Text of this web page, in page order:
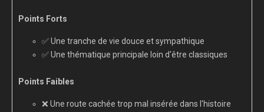
Points Forts
✅ Une tranche de vie douce et sympathique
✅ Une thématique principale loin d'être classiques
Points Faibles
❌ Une route cachée trop mal insérée dans l'histoire